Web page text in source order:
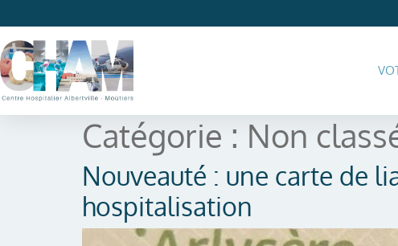
Catégorie : Non
Nouveauté : une carte de
hospitalisation